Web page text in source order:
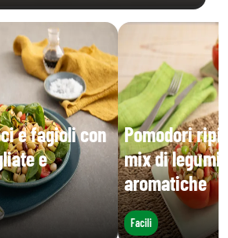
e fagioli con
e
Pomodori
mix di legumi
aromatiche
Facili